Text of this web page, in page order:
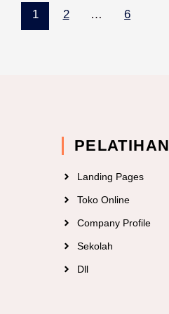
1 2 … 6
PELATIHAN
Landing Pages
Toko Online
Company Profile
Sekolah
Dll